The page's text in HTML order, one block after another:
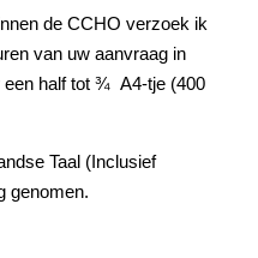
de CCHO verzoek ik
van uw aanvraag in
een half tot ¾ A4-tje (400
Taal (Inclusief
genomen.